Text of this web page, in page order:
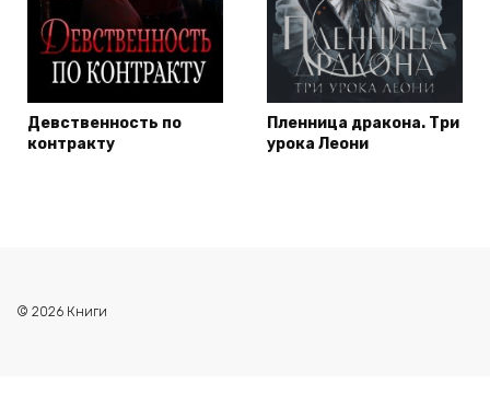
Девственность по
контракту
Пленница дракона. Три
урока Леони
© 2026 Книги